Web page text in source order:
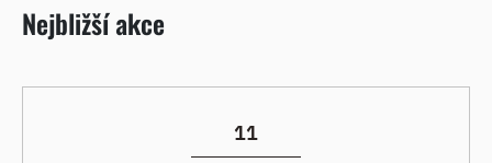
Nejbližší akce
11